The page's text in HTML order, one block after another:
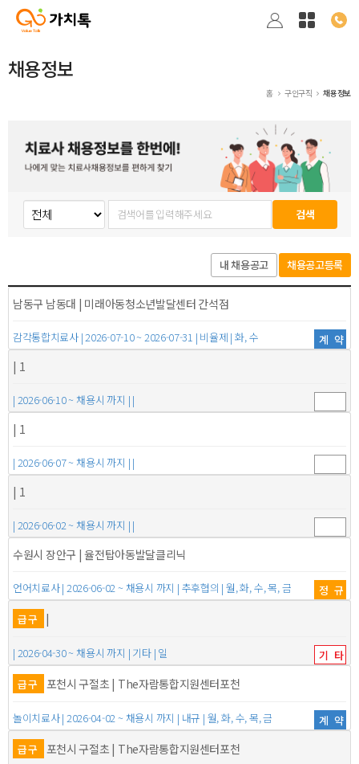
채용정보
홈 구인구직 채용정보
검색
내 채용공고 채용공고등록
남동구 남동대 | 미래아동청소년발달센터 간석점
감각통합치료사 | 2026-07-10 ~ 2026-07-31 | 비율제 | 화, 수 계약
| 1
| 2026-06-10 ~ 채용시 까지 | |
| 1
| 2026-06-07 ~ 채용시 까지 | |
| 1
| 2026-06-02 ~ 채용시 까지 | |
수원시 장안구 | 율전탑아동발달클리닉
언어치료사 | 2026-06-02 ~ 채용시 까지 | 추후협의 | 월, 화, 수, 목, 금
정규
급구 |
| 2026-04-30 ~ 채용시 까지 | 기타 | 일
기타
급구 포천시 구절초 | The자람통합지원센터포천
놀이치료사 | 2026-04-02 ~ 채용시 까지 | 내규 | 월, 화, 수, 목, 금
계약
급구 포천시 구절초 | The자람통합지원센터포천